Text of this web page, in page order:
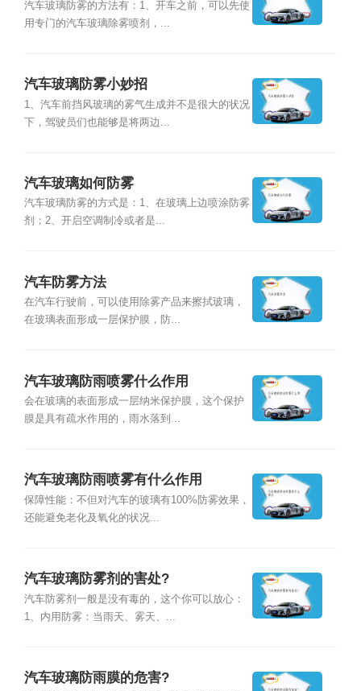
汽车玻璃防雾的方法有：1、开车之前，可以先使
用专门的汽车玻璃除雾喷剂，...
汽车玻璃防雾小妙招
1、汽车前挡风玻璃的雾气生成并不是很大的状况
下，驾驶员们也能够是将两边...
汽车玻璃如何防雾
汽车玻璃防雾的方式是：1、在玻璃上边喷涂防雾
剂；2、开启空调制冷或者是...
汽车防雾方法
在汽车行驶前，可以使用除雾产品来擦拭玻璃，
在玻璃表面形成一层保护膜，防...
汽车玻璃防雨喷雾什么作用
会在玻璃的表面形成一层纳米保护膜，这个保护
膜是具有疏水作用的，雨水落到...
汽车玻璃防雨喷雾有什么作用
保障性能：不但对汽车的玻璃有100%防雾效果，
还能避免老化及氧化的状况...
汽车玻璃防雾剂的害处?
汽车防雾剂一般是没有毒的，这个你可以放心：
1、内用防雾：当雨天、雾天、...
汽车玻璃防雨膜的危害?